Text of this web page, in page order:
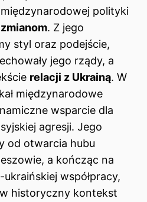
polityki
. Z jego
styl oraz podejście,
jego rządy, a
relacji z Ukrainą. W
międzynarodowe
wsparcie dla
agresji. Jego
od otwarcia hubu
a kończąc na
współpracy,
historyczny kontekst